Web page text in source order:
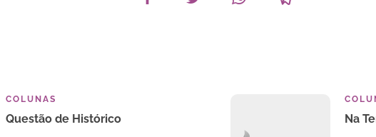
COLUNAS
Questão de Histórico Na